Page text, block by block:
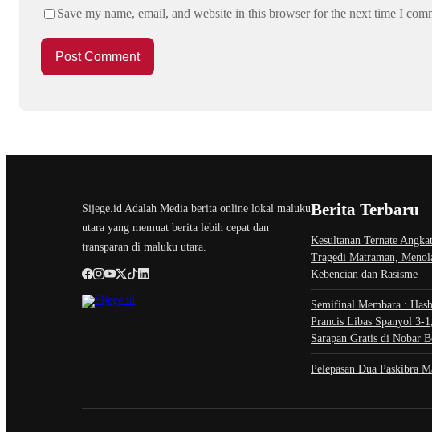
Save my name, email, and website in this browser for the next time I
Sijege.id Adalah Media berita online lokal maluku
utara yang memuat berita lebih cepat dan
transparan di maluku utara.
Berita Terbaru
Kesultanan Ternate
Tragedi Matraman,
Kebencian dan Rasisme
Semifinal Membara :
Prancis Libas Spanyol 3-
Sarapan Gratis di Nobar
Pelepasan Dua Paskibra